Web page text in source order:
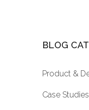
BLOG
Product &
Case Studies